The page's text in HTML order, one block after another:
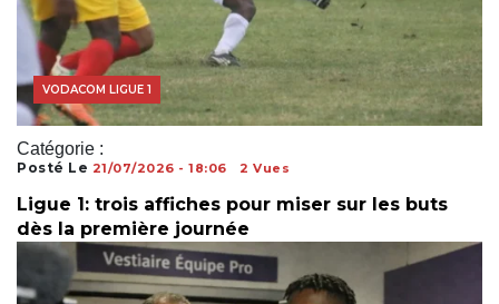
Catégorie :
VODACOM LIGUE 1
Posté Le 21/07/2026 - 18:06 2 Vues
Ligue 1: trois affiches pour miser sur les buts
dès la première journée